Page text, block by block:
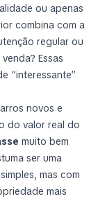
ou apenas
combina com a
regular ou
Essas
“interessante”
novos e
do valor real do
muito bem
ser uma
mas com
mais